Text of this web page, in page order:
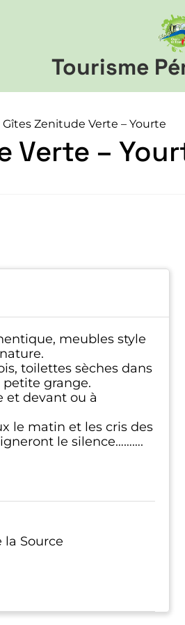
Tourisme
Gîtes Zenitude Verte – Yourte
Verte –
meubles style
toilettes sèches dans
petite grange.
et devant ou à
le matin et les cris des
le silence……….
Source